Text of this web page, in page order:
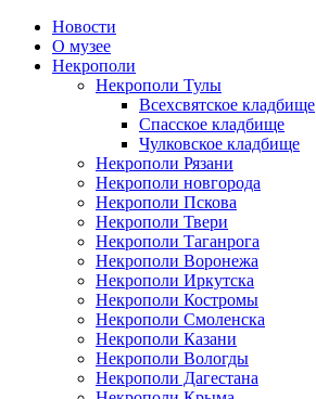
Новости
О музее
Некрополи
Некрополи Тулы
Всехсвятское кладбище
Спасское кладбище
Чулковское кладбище
Некрополи Рязани
Некрополи новгорода
Некрополи Пскова
Некрополи Твери
Некрополи Таганрога
Некрополи Воронежа
Некрополи Иркутска
Некрополи Костромы
Некрополи Смоленска
Некрополи Казани
Некрополи Вологды
Некрополи Дагестана